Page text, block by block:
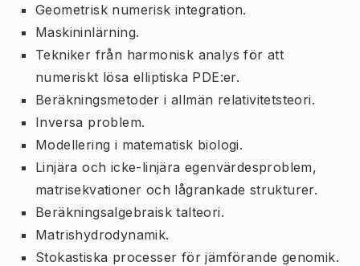
Geometrisk numerisk integration.
Maskininlärning.
Tekniker från harmonisk analys för att
numeriskt lösa elliptiska PDE:er.
Beräkningsmetoder i allmän relativitetsteori.
Inversa problem.
Modellering i matematisk biologi.
Linjära och icke-linjära egenvärdesproblem,
matrisekvationer och lågrankade strukturer.
Beräkningsalgebraisk talteori.
Matrishydrodynamik.
Stokastiska processer för jämförande genomik.